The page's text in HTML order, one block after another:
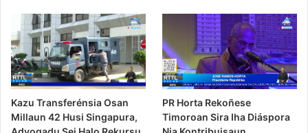
Kazu Transferénsia Osan
Millaun 42 Husi Singapura,
PR Horta Rekoñese
Timoroan Sira Iha Diáspora